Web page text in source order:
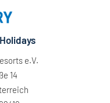
e.V.
14